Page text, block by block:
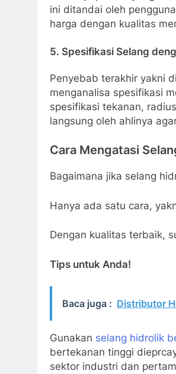
ini ditandai oleh
harga dengan kualitas
5. Spesifikasi Selang
Penyebab terakhir yakni
menganalisa spesifikasi
spesifikasi tekanan,
langsung oleh ahlinya
Cara Mengatasi
Bagaimana jika selang
Hanya ada satu cara,
Dengan kualitas terbaik,
Tips untuk Anda!
Baca juga : Distributor
Gunakan selang hidrolik
bertekanan tinggi
sektor industri dan